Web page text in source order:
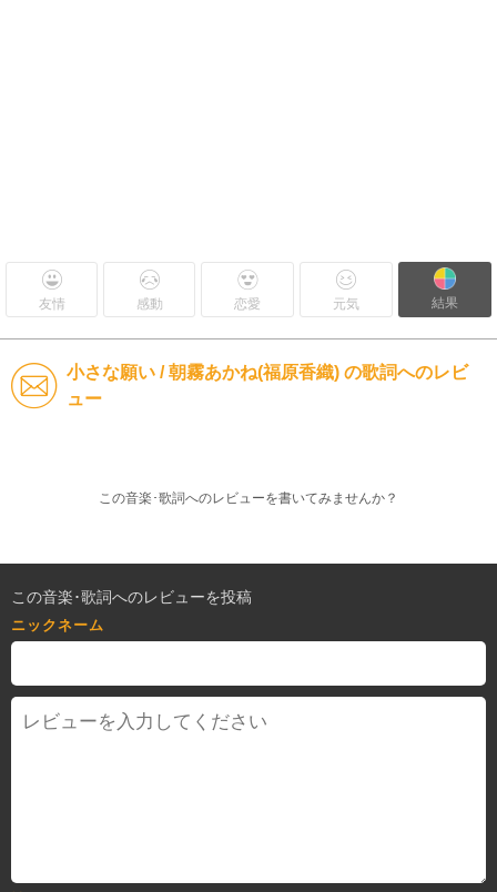
友情 感動 恋愛 元気 結果
小さな願い / 朝霧あかね(福原香織) の歌詞へのレビ
ュー
この音楽･歌詞へのレビューを書いてみませんか？
この音楽･歌詞へのレビューを投稿
ニックネーム